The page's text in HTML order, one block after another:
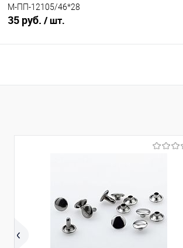
М-ПП-12105/46*28
35 руб. / шт.